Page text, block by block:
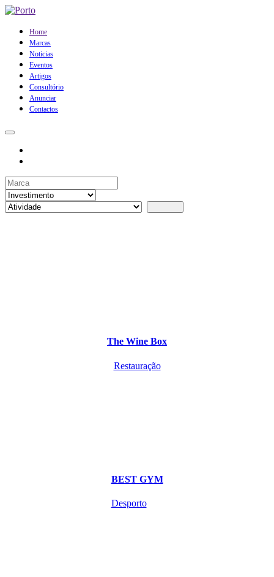
Home
Marcas
Noticias
Eventos
Artigos
Consultório
Anunciar
Contactos
The Wine Box
Restauração
BEST GYM
Desporto